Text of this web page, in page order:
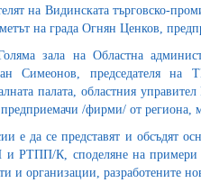
на Видинската търговско-
на града Огнян Ценков,
зала на Областна
Симеонов, председателя
палата, областния
/фирми/ от региона,
е да се представят и обсъдят
РТПП/К, споделяне на примери
и организации, разработените